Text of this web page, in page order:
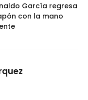
García regresa
con la mano